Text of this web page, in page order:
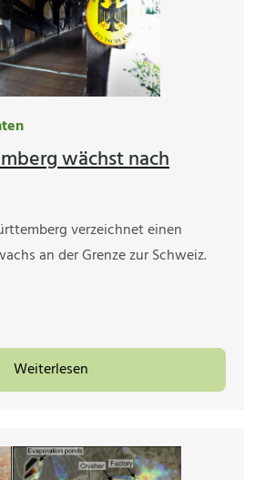
wächst nach
verzeichnet einen
an der Grenze zur Schweiz.
Weiterlesen